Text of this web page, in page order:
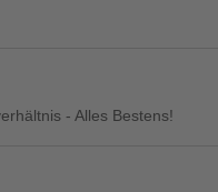
- Alles Bestens!